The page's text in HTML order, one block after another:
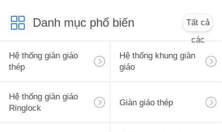
Danh mục phổ biến
Tất cả
các
Hệ thống giàn giáo
thép
Hệ thống khung giàn
giáo
Hệ thống giàn giáo
Ringlock
Giàn giáo thép